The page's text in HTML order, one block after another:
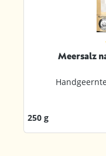
Meersalz
250 g